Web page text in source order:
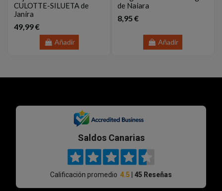
CULOTTE-SILUETA de
Janira
49,99 €
Añadir
de Naiara
8,95 €
Añadir